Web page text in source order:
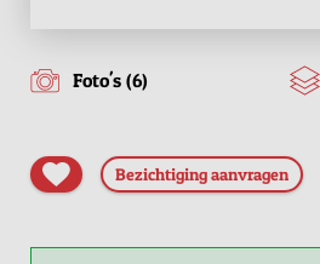
Foto's (6)
Bezichtiging aanvragen